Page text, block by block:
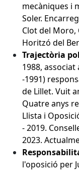
mecàniques i
Soler.
Clot del Moro,
Horitzó del
Trajectòria
1988, associat
-1991)
de Lillet. Vuit
Quatre anys
Llista i
- 2019.
2023.
l'oposició per